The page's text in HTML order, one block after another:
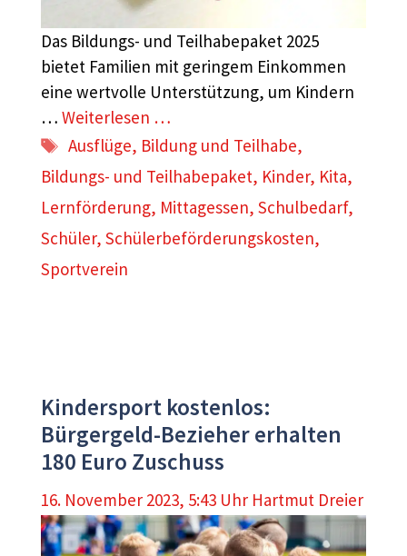
Das Bildungs- und Teilhabepaket 2025
bietet Familien mit geringem Einkommen
eine wertvolle Unterstützung, um Kindern
… Weiterlesen …
Schlagwörter
Ausflüge, Bildung und Teilhabe,
Bildungs- und Teilhabepaket, Kinder, Kita,
Lernförderung, Mittagessen, Schulbedarf,
Schüler, Schülerbeförderungskosten,
Sportverein
Kindersport kostenlos:
Bürgergeld-Bezieher erhalten
180 Euro Zuschuss
16. November 2023, 5:43 Uhr Hartmut Dreier